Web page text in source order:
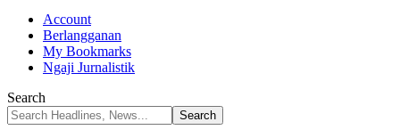
Account
Berlangganan
My Bookmarks
Ngaji Jurnalistik
Search